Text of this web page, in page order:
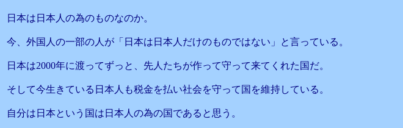
日本は日本人の為のものなのか。
今、外国人の一部の人が「日本は日本人だけのものではない」と言っている。
日本は2000年に渡ってずっと、先人たちが作って守って来てくれた国だ。
そして今生きている日本人も税金を払い社会を守って国を維持している。
自分は日本という国は日本人の為の国であると思う。